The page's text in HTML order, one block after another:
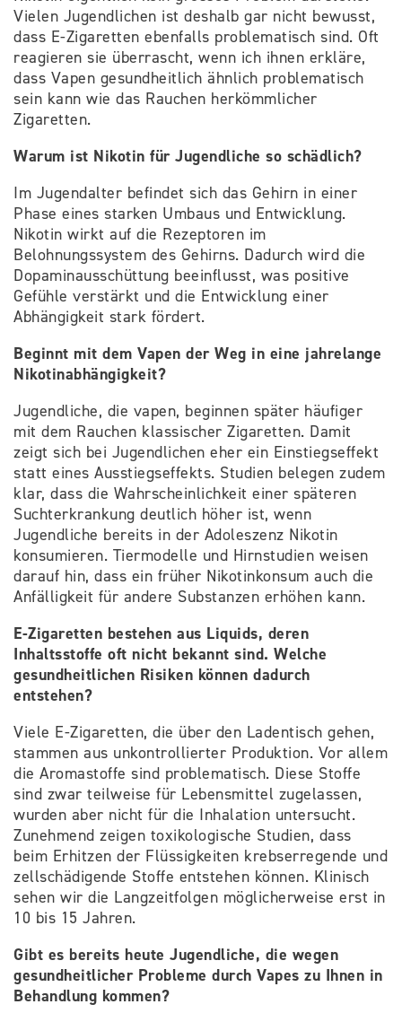
Vielen Jugendlichen ist deshalb gar nicht bewusst,
dass E-Zigaretten ebenfalls problematisch sind. Oft
reagieren sie überrascht, wenn ich ihnen erkläre,
dass Vapen gesundheitlich ähnlich problematisch
sein kann wie das Rauchen herkömmlicher
Zigaretten.
Warum ist Nikotin für Jugendliche so schädlich?
Im Jugendalter befindet sich das Gehirn in einer
Phase eines starken Umbaus und Entwicklung.
Nikotin wirkt auf die Rezeptoren im
Belohnungssystem des Gehirns. Dadurch wird die
Dopaminausschüttung beeinflusst, was positive
Gefühle verstärkt und die Entwicklung einer
Abhängigkeit stark fördert.
Beginnt mit dem Vapen der Weg in eine jahrelange
Nikotinabhängigkeit?
Jugendliche, die vapen, beginnen später häufiger
mit dem Rauchen klassischer Zigaretten. Damit
zeigt sich bei Jugendlichen eher ein Einstiegseffekt
statt eines Ausstiegseffekts. Studien belegen zudem
klar, dass die Wahrscheinlichkeit einer späteren
Suchterkrankung deutlich höher ist, wenn
Jugendliche bereits in der Adoleszenz Nikotin
konsumieren. Tiermodelle und Hirnstudien weisen
darauf hin, dass ein früher Nikotinkonsum auch die
Anfälligkeit für andere Substanzen erhöhen kann.
E-Zigaretten bestehen aus Liquids, deren
Inhaltsstoffe oft nicht bekannt sind. Welche
gesundheitlichen Risiken können dadurch
entstehen?
Viele E-Zigaretten, die über den Ladentisch gehen,
stammen aus unkontrollierter Produktion. Vor allem
die Aromastoffe sind problematisch. Diese Stoffe
sind zwar teilweise für Lebensmittel zugelassen,
wurden aber nicht für die Inhalation untersucht.
Zunehmend zeigen toxikologische Studien, dass
beim Erhitzen der Flüssigkeiten krebserregende und
zellschädigende Stoffe entstehen können. Klinisch
sehen wir die Langzeitfolgen möglicherweise erst in
10 bis 15 Jahren.
Gibt es bereits heute Jugendliche, die wegen
gesundheitlicher Probleme durch Vapes zu Ihnen in
Behandlung kommen?